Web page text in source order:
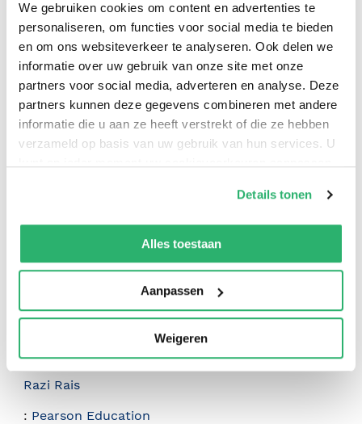
We gebruiken cookies om content en advertenties te
personaliseren, om functies voor social media te bieden
en om ons websiteverkeer te analyseren. Ook delen we
informatie over uw gebruik van onze site met onze
partners voor social media, adverteren en analyse. Deze
partners kunnen deze gegevens combineren met andere
informatie die u aan ze heeft verstrekt of die ze hebben
verzameld op basis van uw gebruik van hun services. U
kunnen ontvangen en verwerken.
Details tonen
Alles toestaan
Aanpassen
Weigeren
0 | 0
:Padma Chilakapati,Jeevan Bisht,Ilya Lushnikov,
Razi Rais
: Pearson Education